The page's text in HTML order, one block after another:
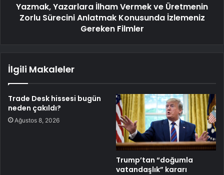
Yazmak, Yazarlara İlham Vermek ve Üretmenin
Zorlu Sürecini Anlatmak Konusunda İzlemeniz
Gereken Filmler
İlgili Makaleler
Trade Desk hissesi bugün
neden çakıldı?
Ağustos 8, 2026
Trump’tan “doğumla
vatandaşlık” kararı